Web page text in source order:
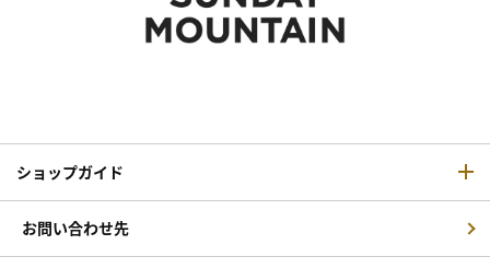
ショップガイド
お問い合わせ先